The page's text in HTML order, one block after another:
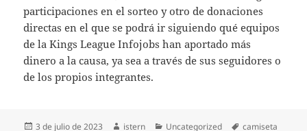
participaciones en el sorteo y otro de donaciones
directas en el que se podrá ir siguiendo qué equipos
de la Kings League Infojobs han aportado más
dinero a la causa, ya sea a través de sus seguidores o
de los propios integrantes.
Publicado
3 de julio de 2023 Autor
istern Categorías
Uncategorized Etiquetas
camiseta